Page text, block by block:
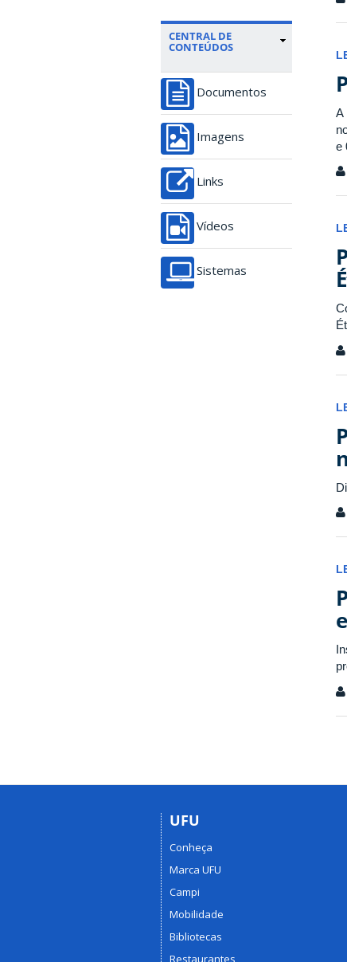
CENTRAL DE
CONTEÚDOS
Documentos
Imagens
Links
Vídeos
Sistemas
A
e
UFU
Conheça
Marca UFU
Campi
Mobilidade
Bibliotecas
Restaurantes